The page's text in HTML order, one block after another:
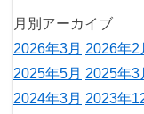
月別アーカイブ
2026年3月 2026年2
2025年5月 2025年3
2024年3月 2023年